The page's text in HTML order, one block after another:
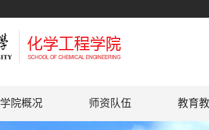
学院概况 师资队伍 教育